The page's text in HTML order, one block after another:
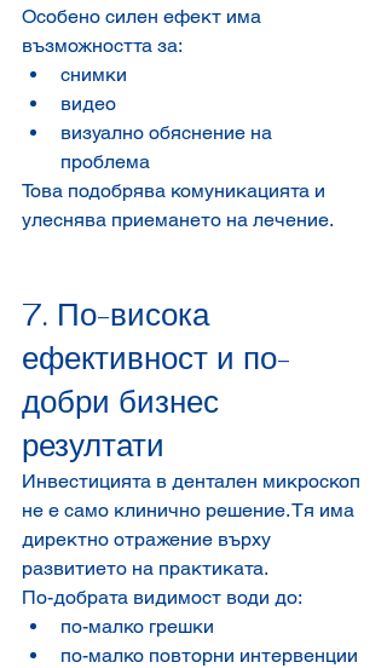
Особено силен ефект има
възможността за:
снимки
видео
визуално обяснение на
проблема
Това подобрява комуникацията и
улеснява приемането на лечение.
7. По-висока
ефективност и по-
добри бизнес
резултати
Инвестицията в дентален микроскоп
не е само клинично решение. Тя има
директно отражение върху
развитието на практиката.
По-добрата видимост води до:
по-малко грешки
по-малко повторни интервенции